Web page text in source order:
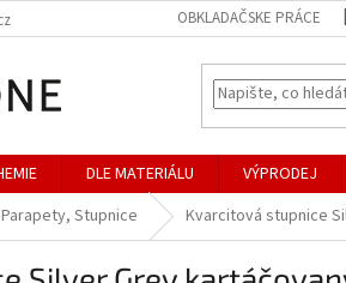
OBKLADAČSKE PRÁCE
DLE MATERIÁLU VÝPRODEJ
Parapety, Stupnice Kvarcitová stupnice